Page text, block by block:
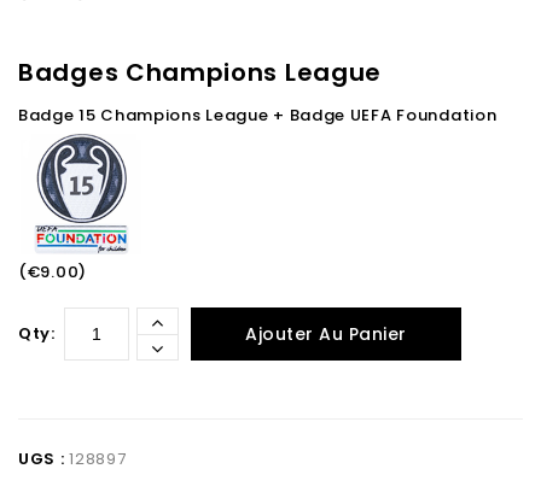
Badges Champions League
Badge 15 Champions League + Badge UEFA Foundation
(€9.00)
Qty: Ajouter Au Panier
UGS :128897